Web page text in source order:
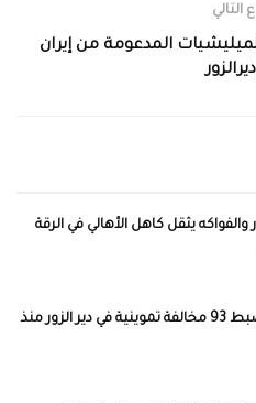
التالي
المدعومة من إيران
والفواكه يثقل كاهل الأهالي في الرقة
إغلاق 12 منشأة وضبط 93 مخالفة تموينية في دير الزور منذ